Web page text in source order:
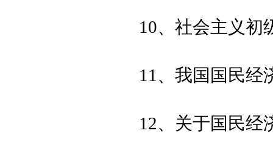
10、社会主义初
11、我国国民经
12、关于国民经